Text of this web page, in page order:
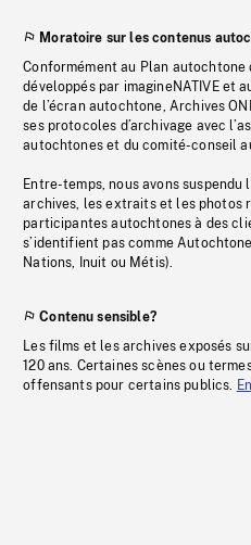
Moratoire sur les contenus
Conformément au Plan autochtone
développés par imagineNATIVE et
de l’écran autochtone, Archives
ses protocoles d’archivage avec
autochtones et du comité-conseil
Entre-temps, nous avons
archives, les extraits et les photos
participantes autochtones à des
s’identifient pas comme
Nations, Inuit ou Métis).
Contenu sensible?
Les films et les archives exposés
120 ans. Certaines scènes ou
offensants pour certains publics.